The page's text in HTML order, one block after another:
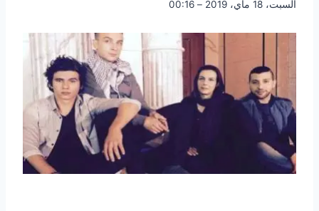
السبت، 18 ماي، 2019 – 00:16